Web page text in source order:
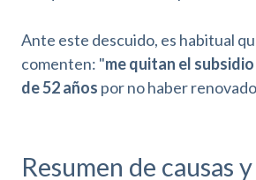
Ante este descuido, es habitual
comenten: "me quitan el
de 52 años por no haber
Resumen de causas